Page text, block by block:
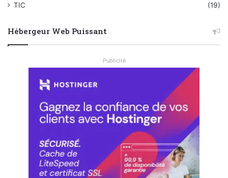
TIC
(19)
Hébergeur Web Puissant
Publicité